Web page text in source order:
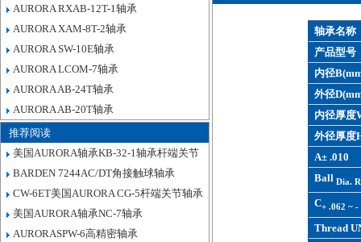
AURORA RXAB-12T-1轴承
AURORA XAM-8T-2轴承
AURORA SW-10E轴承
AURORA LCOM-7轴承
AURORA AB-24T轴承
AURORA AB-20T轴承
推荐阅读
美国AURORA轴承KB-32-1轴承杆端关节
BARDEN 7244AC/DT角接触球轴承
CW-6ET美国AURORA CG-5杆端关节轴承
美国AURORA轴承NC-7轴承
AURORASPW-6高精密轴承
轴承名称
产品型号
内径
外径
内径厚度
外径厚度
A± .010
BallDia.
C+ .062 ~ -
Thread